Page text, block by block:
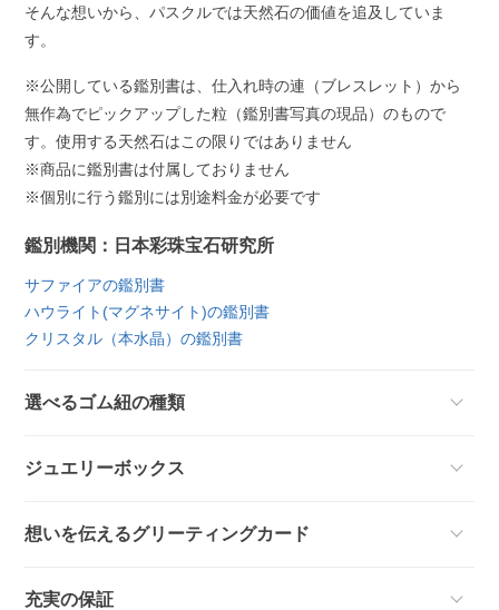
そんな想いから、パスクルでは天然石の価値を追及していま
す。
※公開している鑑別書は、仕入れ時の連（ブレスレット）から
無作為でピックアップした粒（鑑別書写真の現品）のもので
す。使用する天然石はこの限りではありません
※商品に鑑別書は付属しておりません
※個別に行う鑑別には別途料金が必要です
鑑別機関：日本彩珠宝石研究所
サファイアの鑑別書
ハウライト(マグネサイト)の鑑別書
クリスタル（本水晶）の鑑別書
選べるゴム紐の種類
ジュエリーボックス
想いを伝えるグリーティングカード
充実の保証